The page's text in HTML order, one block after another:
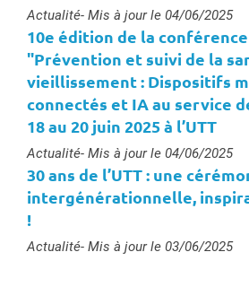
Type :
Actualité- Mis à jour le 04/06/2025
10e édition de la
"Prévention et suivi de la
vieillissement : Dispositifs
connectés et IA au service
18 au 20 juin 2025 à l’UTT
Type :
Actualité- Mis à jour le 04/06/2025
30 ans de l’UTT : une
intergénérationnelle,
!
Type :
Actualité- Mis à jour le 03/06/2025